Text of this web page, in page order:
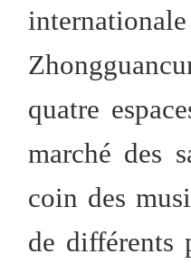
quatre
marché des
coin des
de différents